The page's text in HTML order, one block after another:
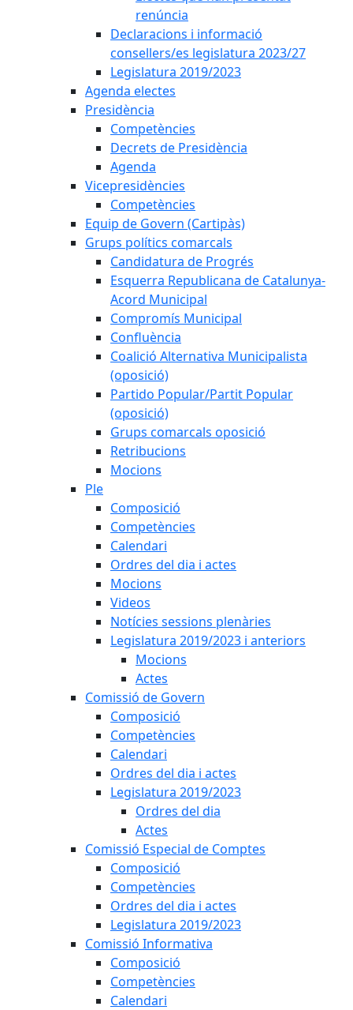
renúncia
Declaracions i informació
consellers/es legislatura 2023/27
Legislatura 2019/2023
Agenda electes
Presidència
Competències
Decrets de Presidència
Agenda
Vicepresidències
Competències
Equip de Govern (Cartipàs)
Grups polítics comarcals
Candidatura de Progrés
Esquerra Republicana de Catalunya-
Acord Municipal
Compromís Municipal
Confluència
Coalició Alternativa Municipalista
(oposició)
Partido Popular/Partit Popular
(oposició)
Grups comarcals oposició
Retribucions
Mocions
Ple
Composició
Competències
Calendari
Ordres del dia i actes
Mocions
Videos
Notícies sessions plenàries
Legislatura 2019/2023 i anteriors
Mocions
Actes
Comissió de Govern
Composició
Competències
Calendari
Ordres del dia i actes
Legislatura 2019/2023
Ordres del dia
Actes
Comissió Especial de Comptes
Composició
Competències
Ordres del dia i actes
Legislatura 2019/2023
Comissió Informativa
Composició
Competències
Calendari